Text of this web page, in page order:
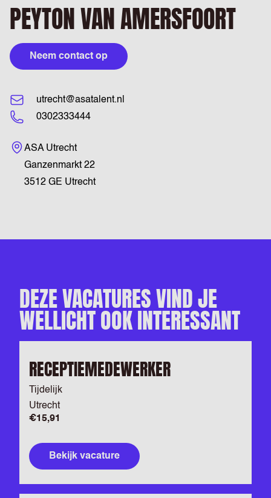
PEYTON VAN AMERSFOORT
Neem contact op
utrecht@asatalent.nl
0302333444
Bezoekadres
ASA Utrecht
Ganzenmarkt 22
3512 GE Utrecht
DEZE VACATURES VIND JE
WELLICHT OOK INTERESSANT
RECEPTIEMEDEWERKER
Tijdelijk
Utrecht
€15,91
Bekijk vacature